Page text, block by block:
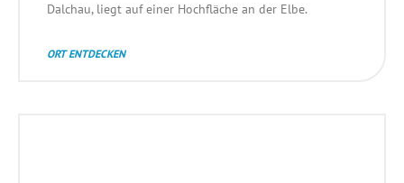
Dalchau, liegt auf einer Hochfläche an der Elbe.
ORT ENTDECKEN